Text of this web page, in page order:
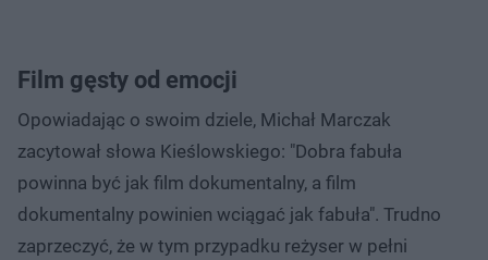
Film gęsty od emocji
Opowiadając o swoim dziele, Michał Marczak
zacytował słowa Kieślowskiego: "Dobra fabuła
powinna być jak film dokumentalny, a film
dokumentalny powinien wciągać jak fabuła". Trudno
zaprzeczyć, że w tym przypadku reżyser w pełni